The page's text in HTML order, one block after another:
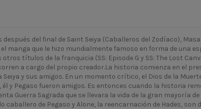
después del final de Saint Seiya (Caballeros del Zodíaco),
manga que le hizo mundialmente famoso en forma de una
otros títulos de la franquicia (SS: Episode G y SS: The Lost
a cargo del propio creador.La historia comienza en el
Seiya y sus amigos. En un momento crítico, el Dios de la
él y Pegaso fueron amigos. Es entonces cuando la historia
Guerra Sagrada que se llevara la vida de la gran mayoría de
caballero de Pegaso y Alone, la reencarnación de Hades, son